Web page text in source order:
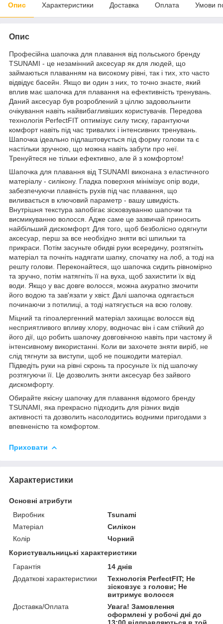
Опис Характеристики Доставка Оплата Умови
Опис
Професійна шапочка для плавання від польського бренду
TSUNAMI - це незамінний аксесуар як для людей, що
займаються плаванням на високому рівні, так і тих, хто часто
відвідує басейн. Якщо ви один з них, то точно знаєте, який
вплив має шапочка для плавання на ефективність тренувань.
Даний аксесуар був розроблений з ціллю задовольнити
очікування навіть найвибагливіших користувачів. Передова
технологія PerfectFIT оптимізує силу тиску, гарантуючи
комфорт навіть під час тривалих і інтенсивних тренувань.
Шапочка ідеально підлаштовується під форму голови та є
настільки зручною, що можна навіть забути про неї.
Тренуйтеся не тільки ефективно, але й з комфортом!
Шапочка для плавання від TSUNAMI виконана з еластичного
матеріалу - силікону. Гладка поверхня мінімізує опір води,
забезпечуючи плавність рухів під час плавання, що
виливається в ключовий параметр - вашу швидкість.
Внутрішня текстура запобігає зісковзуванню шапочки та
висмикуванню волосся. Адже саме це зазвичай приносить
найбільший дискомфорт. Для того, щоб безболісно одягнути
аксесуар, перш за все необхідно зняти всі шпильки та
прикраси. Потім засуньте обидві руки всередину, розтягніть
матеріал та почніть надягати шапку, спочатку на лоб, а тоді на
решту голови. Переконайтеся, що шапочка сидить рівномірно
та зручно, потім натягніть її на вуха, щоб захистити їх від
води. Якщо у вас довге волосся, можна акуратно змочити
його водою та зав'язати у хвіст. Далі шапочка одягається
починаючи з потилиці, а тоді натягується на всю голову.
Міцний та гіпоалергенний матеріал захищає волосся від
несприятливого впливу хлору, водночас він і сам стійкий до
його дії, що робить шапочку довговічною навіть при частому й
інтенсивному використанні. Коли ви захочете зняти виріб, не
слід тягнути за виступи, щоб не пошкодити матеріал.
Підведіть руки на рівні скронь та просуньте їх під шапочку
розтягуючи її. Це дозволить зняти аксесуар без зайвого
дискомфорту.
Обирайте якісну шапочку для плавання відомого бренду
TSUNAMI , яка прекрасно підходить для різних видів
активності та дозволить насолодитись водними пригодами з
впевненістю та комфортом.
Приховати
Характеристики
Основні атрибути
Виробник
Tsunami
Матеріал
Силікон
Колір
Чорний
Користувальницькі характеристики
Гарантія
14 днів
Додаткові характеристики
Технологія PerfectFIT; Не
зісковзує з голови; Не
витримує волосся
Доставка/Оплата
Увага! Замовлення
оформлені у робочі дні до
13:00 відправляються в той